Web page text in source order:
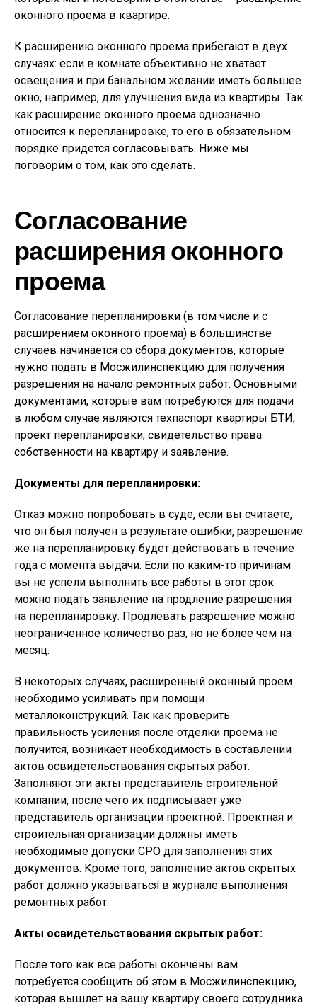
оконного проема в квартире.
К расширению оконного проема прибегают в двух
случаях: если в комнате объективно не хватает
освещения и при банальном желании иметь большее
окно, например, для улучшения вида из квартиры. Так
как расширение оконного проема однозначно
относится к перепланировке, то его в обязательном
порядке придется согласовывать. Ниже мы
поговорим о том, как это сделать.
Согласование
расширения оконного
проема
Согласование перепланировки (в том числе и с
расширением оконного проема) в большинстве
случаев начинается со сбора документов, которые
нужно подать в Мосжилинспекцию для получения
разрешения на начало ремонтных работ. Основными
документами, которые вам потребуются для подачи
в любом случае являются техпаспорт квартиры БТИ,
проект перепланировки, свидетельство права
собственности на квартиру и заявление.
Документы для перепланировки:
Отказ можно попробовать в суде, если вы считаете,
что он был получен в результате ошибки, разрешение
же на перепланировку будет действовать в течение
года с момента выдачи. Если по каким-то причинам
вы не успели выполнить все работы в этот срок
можно подать заявление на продление разрешения
на перепланировку. Продлевать разрешение можно
неограниченное количество раз, но не более чем на
месяц.
В некоторых случаях, расширенный оконный проем
необходимо усиливать при помощи
металлоконструкций. Так как проверить
правильность усиления после отделки проема не
получится, возникает необходимость в составлении
актов освидетельствования скрытых работ.
Заполняют эти акты представитель строительной
компании, после чего их подписывает уже
представитель организации проектной. Проектная и
строительная организации должны иметь
необходимые допуски СРО для заполнения этих
документов. Кроме того, заполнение актов скрытых
работ должно указываться в журнале выполнения
ремонтных работ.
Акты освидетельствования скрытых работ:
После того как все работы окончены вам
потребуется сообщить об этом в Мосжилинспекцию,
которая вышлет на вашу квартиру своего сотрудника